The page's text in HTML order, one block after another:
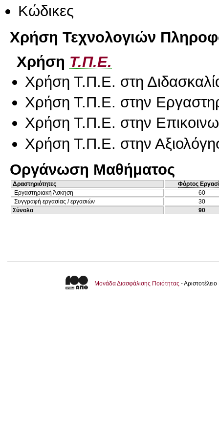
Κώδικες
Χρήση Τεχνολογιών
Χρήση Τ.Π.Ε.
Χρήση Τ.Π.Ε. στη
Χρήση Τ.Π.Ε. στην
Χρήση Τ.Π.Ε. στην
Χρήση Τ.Π.Ε. στην
Οργάνωση Μαθήματος
Δραστηριότητες
Φόρτος
Εργαστηριακή Άσκηση
60
Συγγραφή εργασίας / εργασιών
30
Σύνολο
90
Μονάδα Διασφάλισης Ποιότητας -